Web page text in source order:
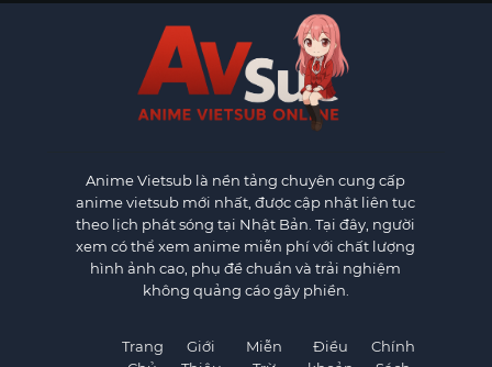
Anime Vietsub là nền tảng chuyên cung cấp
anime vietsub mới nhất, được cập nhật liên tục
theo lịch phát sóng tại Nhật Bản. Tại đây, người
xem có thể xem anime miễn phí với chất lượng
hình ảnh cao, phụ đề chuẩn và trải nghiệm
không quảng cáo gây phiền.
Trang
Giới
Miễn
Điều
Chính